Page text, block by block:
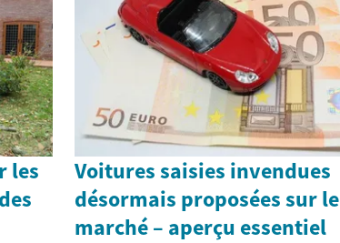
les
Voitures saisies invendues
désormais proposées sur le
marché – aperçu essentiel